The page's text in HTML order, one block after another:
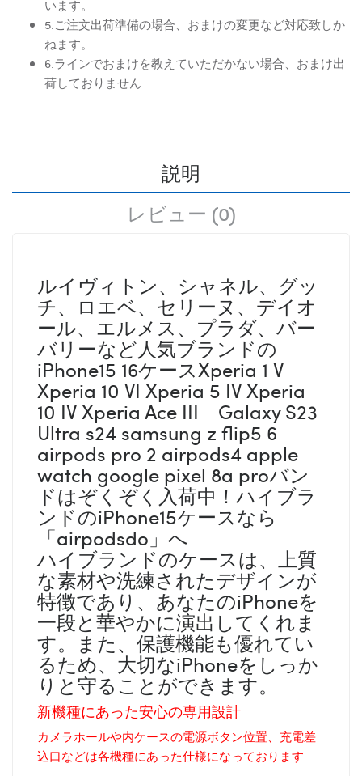
います。
5.ご注文出荷準備の場合、おまけの変更など対応致しか
ねます。
6.ラインでおまけを教えていただかない場合、おまけ出
荷しておりません
説明
レビュー (0)
ルイヴィトン、シャネル、グッ
チ、ロエベ、セリーヌ、デイオ
ール、エルメス、プラダ、バー
バリーなど人気ブランドの
iPhone15 16ケースXperia 1 V
Xperia 10 VI Xperia 5 IV Xperia
10 IV Xperia Ace III Galaxy S23
Ultra s24 samsung z flip5 6
airpods pro 2 airpods4 apple
watch google pixel 8a proバン
ドはぞくぞく入荷中！ハイブラ
ンドのiPhone15ケースなら
「airpodsdo」へ
ハイブランドのケースは、上質
な素材や洗練されたデザインが
特徴であり、あなたのiPhoneを
一段と華やかに演出してくれま
す。また、保護機能も優れてい
るため、大切なiPhoneをしっか
りと守ることができます。
新機種にあった安心の専用設計
カメラホールや内ケースの電源ボタン位置、充電差
込口などは各機種にあった仕様になっております